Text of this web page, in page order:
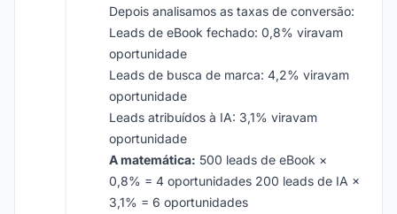
Depois analisamos as taxas de conversão:
Leads de eBook fechado: 0,8% viravam
oportunidade
Leads de busca de marca: 4,2% viravam
oportunidade
Leads atribuídos à IA: 3,1% viravam
oportunidade
A matemática: 500 leads de eBook ×
0,8% = 4 oportunidades 200 leads de IA ×
3,1% = 6 oportunidades